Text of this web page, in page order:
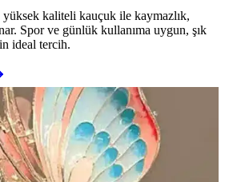
kaliteli kauçuk ile kaymazlık,
Spor ve günlük kullanıma uygun, şık
ideal tercih.